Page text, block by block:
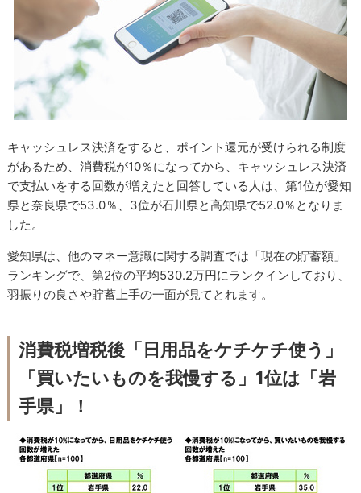
キャッシュレス決済をすると、ポイント還元が受けられる制度
があるため、消費税が10％になってから、キャッシュレス決済
で支払いをする回数が増えたと回答している人は、第1位が愛知
県と奈良県で53.0％、3位が石川県と高知県で52.0％となりま
した。
愛知県は、他のマネー意識に関する調査では「現在の貯蓄額」
ランキングで、第2位の平均530.2万円にランクインしており、
羽振りの良さや貯蓄上手の一面が見てとれます。
消費税増税後「日用品をケチケチ使う」
「買いたいものを我慢する」1位は「岩
手県」！